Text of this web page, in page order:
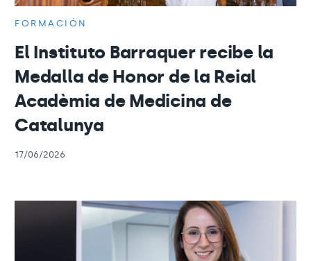
FORMACIÓN
El Instituto Barraquer recibe la
Medalla de Honor de la Reial
Acadèmia de Medicina de
Catalunya
17/06/2026